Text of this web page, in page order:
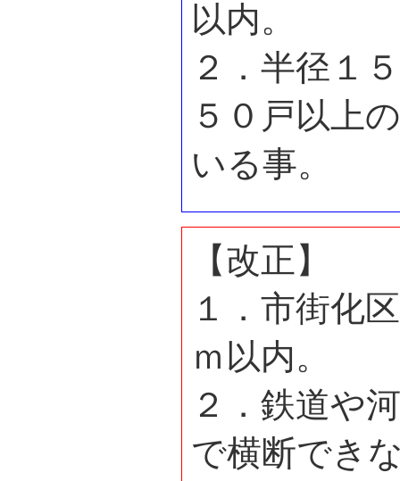
以内。
２．半径１
５０戸以上
いる事。
【改正】
１．市街化
ｍ以内。
２．鉄道や
で横断でき